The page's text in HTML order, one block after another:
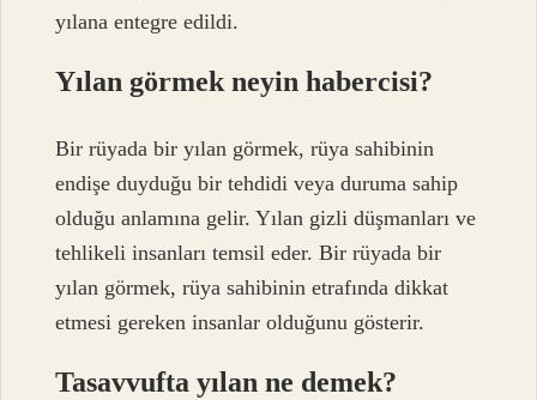
yılana entegre edildi.
Yılan görmek neyin habercisi?
Bir rüyada bir yılan görmek, rüya sahibinin
endişe duyduğu bir tehdidi veya duruma sahip
olduğu anlamına gelir. Yılan gizli düşmanları ve
tehlikeli insanları temsil eder. Bir rüyada bir
yılan görmek, rüya sahibinin etrafında dikkat
etmesi gereken insanlar olduğunu gösterir.
Tasavvufta yılan ne demek?